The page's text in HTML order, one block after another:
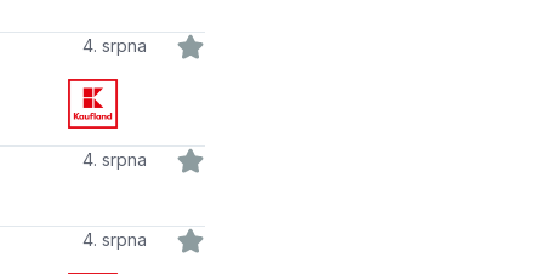
4. srpna
4. srpna
4. srpna